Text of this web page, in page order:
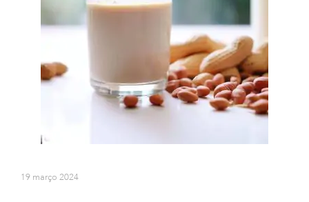
19 março 2024